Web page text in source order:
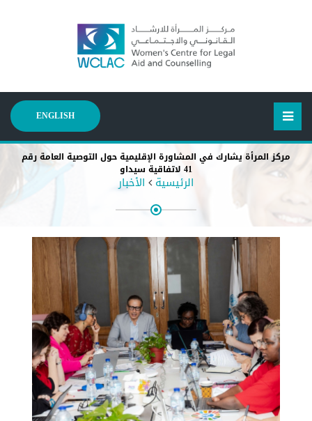
ENGLISH
مركز المرأة يشارك في المشاورة الإقليمية حول التوصية العامة رقم
41 لاتفاقية سيداو
الرئيسية الأخبار